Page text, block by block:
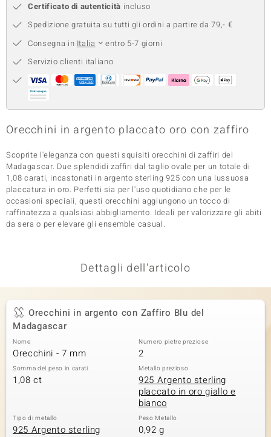
Classics
Certificato di autenticità incluso
Spedizione gratuita su tutti gli ordini a partire da 79,- €
Consegna in Italia
entro 5-7 giorni
Servizio clienti italiano
Orecchini in argento placcato oro con zaffiro
Scoprite l'eleganza con questi squisiti orecchini di zaffiri del
Madagascar. Due splendidi zaffiri dal taglio ovale per un totale di
1,08 carati, incastonati in argento sterling 925 con una lussuosa
placcatura in oro. Perfetti sia per l'uso quotidiano che per le
occasioni speciali, questi orecchini aggiungono un tocco di
raffinatezza a qualsiasi abbigliamento. Ideali per valorizzare gli abiti
da sera o per elevare gli ensemble casual.
Dettagli dell'articolo
Orecchini in argento con Zaffiro Blu del
Madagascar
Nome
Orecchini - 7 mm
Numero pietre preziose
2
Somma del peso in carati
1,08 ct
Metallo prezioso
925 Argento sterling
placcato in oro giallo e
bianco
Tipo di metallo
925 Argento sterling
Peso Metallo
0,92 g